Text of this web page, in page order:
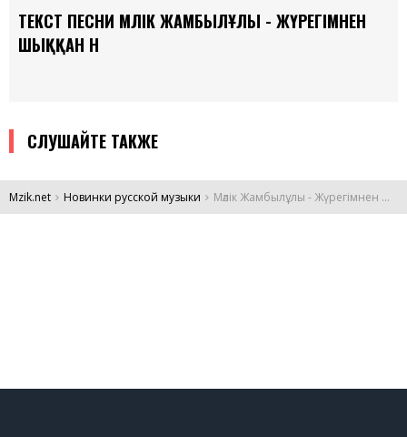
ТЕКСТ ПЕСНИ МӘЛІК ЖАМБЫЛҰЛЫ - ЖҮРЕГІМНЕН
ШЫҚҚАН ӘН
СЛУШАЙТЕ ТАКЖЕ
Mzik.net Новинки русской музыки Мәлік Жамбылұлы - Жүрегімнен шыққан ән